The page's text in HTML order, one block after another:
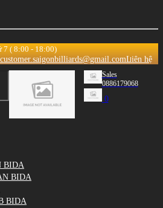
7 ( 8:00 - 18:00)
Liên hệ
Sales
0886179068
0
BIDA
BIDA
BIDA